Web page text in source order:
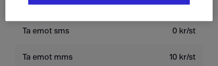
Skicka mms 10 kr/st
Ta emot sms 0 kr/st
Ta emot mms 10 kr/st